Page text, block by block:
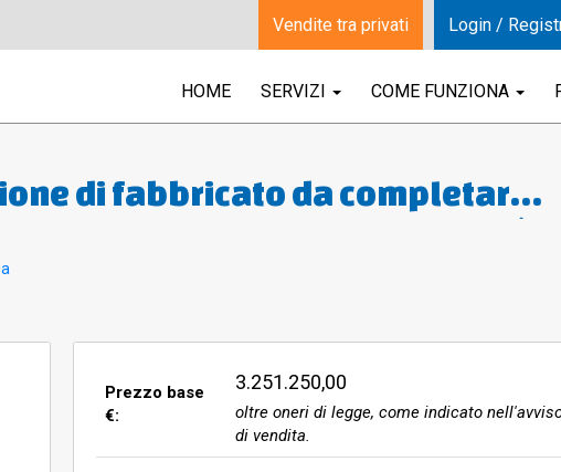
HOME SERVIZI COME FUNZIONA
di fabbricato da completare
e assistenziale per la terza età
e secondo, con
parti comuni, sita in via Lago
(GR) posto in prossimità del
Prezzo base
€:
3.251.250,00
oltre oneri di legge, come indicato
di vendita.
Vendite tra privati Login /